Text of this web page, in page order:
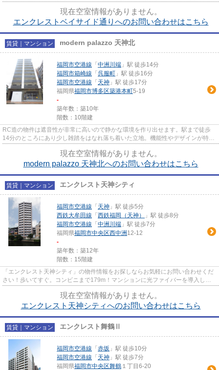
煩わしさがなくなる宅配ボックス...
現在空室情報がありません。
エンクレストベイサイド通りへのお問い合わせはこちら
賃貸｜マンション modern palazzo 天神北
福岡市空港線 「中洲川端 」駅 徒歩14分
福岡市箱崎線 「呉服町 」駅 徒歩16分
福岡市空港線 「天神 」駅 徒歩17分
福岡県福岡市博多区築港本町5-19
-
築年数：築10年
階数：10階建
RC造の物件は遮音性が非常に高いので静かな環境を作り出せます。駅まで徒歩
14分のところにあり少し雑踏をはなれ落ち着いた立地。機能性やデザインが特徴
的なお部屋。物件探しが気にな...
現在空室情報がありません。
modern palazzo 天神北へのお問い合わせはこちら
賃貸｜マンション エンクレスト天神シティ
福岡市空港線 「天神 」駅 徒歩5分
西鉄大牟田線 「西鉄福岡（天神）
」駅 徒歩8分
福岡市空港線 「中洲川端 」駅 徒歩7分
福岡県福岡市中央区西中洲 12-12
-
築年数：築12年
階数：15階建
「エンクレスト天神シティ」の物件情報をお探しならお気軽にお問い合わせくだ
さい！歩いてすぐ。コンビニまで179m！マンションに光ファイバーを導入して
いるので、ネット環境が良いで...
現在空室情報がありません。
エンクレスト天神シティへのお問い合わせはこちら
賃貸｜マンション エンクレスト舞鶴Ⅱ
福岡市空港線 「赤坂 」駅 徒歩10分
福岡市空港線 「天神 」駅 徒歩7分
福岡県福岡市中央区舞鶴 １丁目6-20